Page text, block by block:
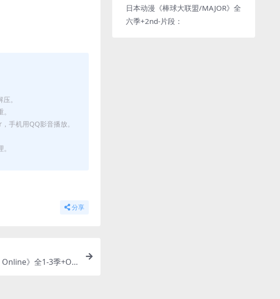
。
手机用QQ影音播放。
分享
》全1-3季+OV
日本动漫《棒球大联盟/MAJOR》全
六季+2nd-片段：